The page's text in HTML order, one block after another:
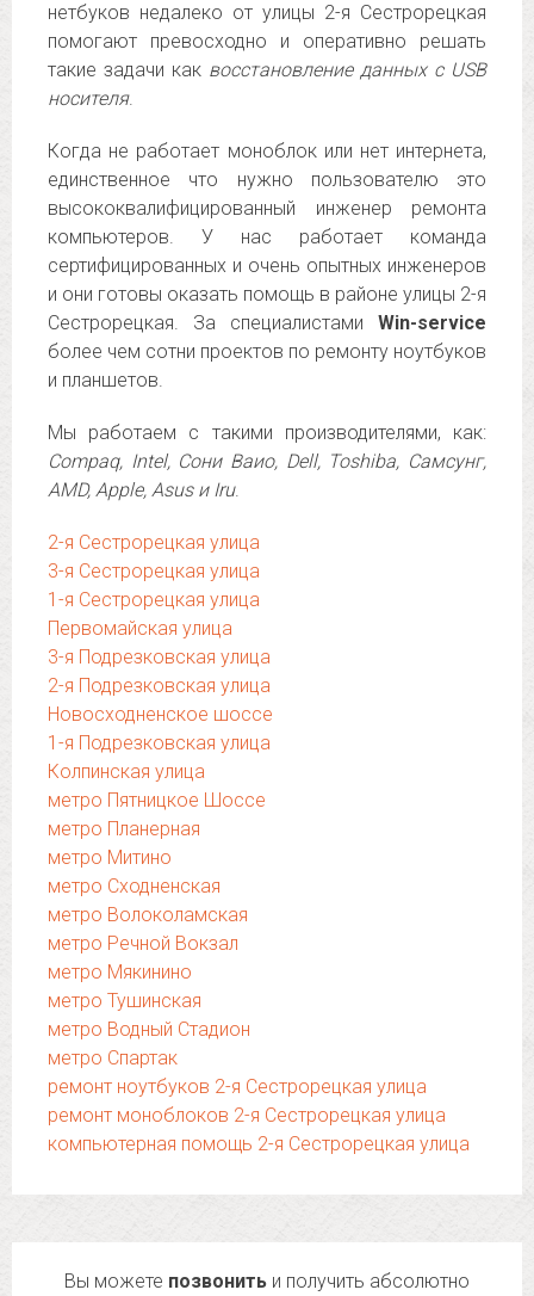
нетбуков недалеко от улицы 2-я Сестрорецкая
помогают превосходно и оперативно решать
такие задачи как восстановление данных с USB
носителя.
Когда не работает моноблок или нет интернета,
единственное что нужно пользователю это
высококвалифицированный инженер ремонта
компьютеров. У нас работает команда
сертифицированных и очень опытных инженеров
и они готовы оказать помощь в районе улицы 2-я
Сестрорецкая. За специалистами Win-service
более чем сотни проектов по ремонту ноутбуков
и планшетов.
Мы работаем с такими производителями, как:
Compaq, Intel, Сони Ваио, Dell, Toshiba, Самсунг,
AMD, Apple, Asus и Iru.
2-я Сестрорецкая улица
3-я Сестрорецкая улица
1-я Сестрорецкая улица
Первомайская улица
3-я Подрезковская улица
2-я Подрезковская улица
Новосходненское шоссе
1-я Подрезковская улица
Колпинская улица
метро Пятницкое Шоссе
метро Планерная
метро Митино
метро Сходненская
метро Волоколамская
метро Речной Вокзал
метро Мякинино
метро Тушинская
метро Водный Стадион
метро Спартак
ремонт ноутбуков 2-я Сестрорецкая улица
ремонт моноблоков 2-я Сестрорецкая улица
компьютерная помощь 2-я Сестрорецкая улица
Вы можете позвонить и получить абсолютно